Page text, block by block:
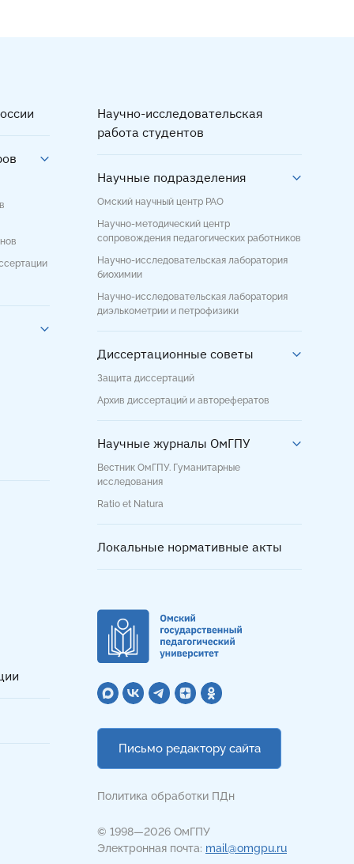
Научно-исследовательская
работа студентов
Научные подразделения
Омский научный центр РАО
Научно-методический центр
сопровождения педагогических работников
Научно-исследовательская лаборатория
биохимии
Научно-исследовательская лаборатория
диэлькометрии и петрофизики
Диссертационные советы
Защита диссертаций
Архив диссертаций и авторефератов
Научные журналы ОмГПУ
Вестник ОмГПУ. Гуманитарные
исследования
Ratio et Natura
Локальные нормативные акты
Письмо редактору сайта
Политика обработки ПДн
© 1998—2026 ОмГПУ
Электронная почта: mail@omgpu.ru